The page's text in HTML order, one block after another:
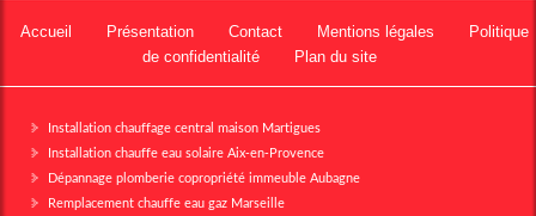
Accueil Présentation Contact Mentions légales
Politique
de confidentialité
Plan du site
Installation chauffage central maison Martigues
Installation chauffe eau solaire Aix-en-Provence
Dépannage plomberie copropriété immeuble Aubagne
Remplacement chauffe eau gaz Marseille